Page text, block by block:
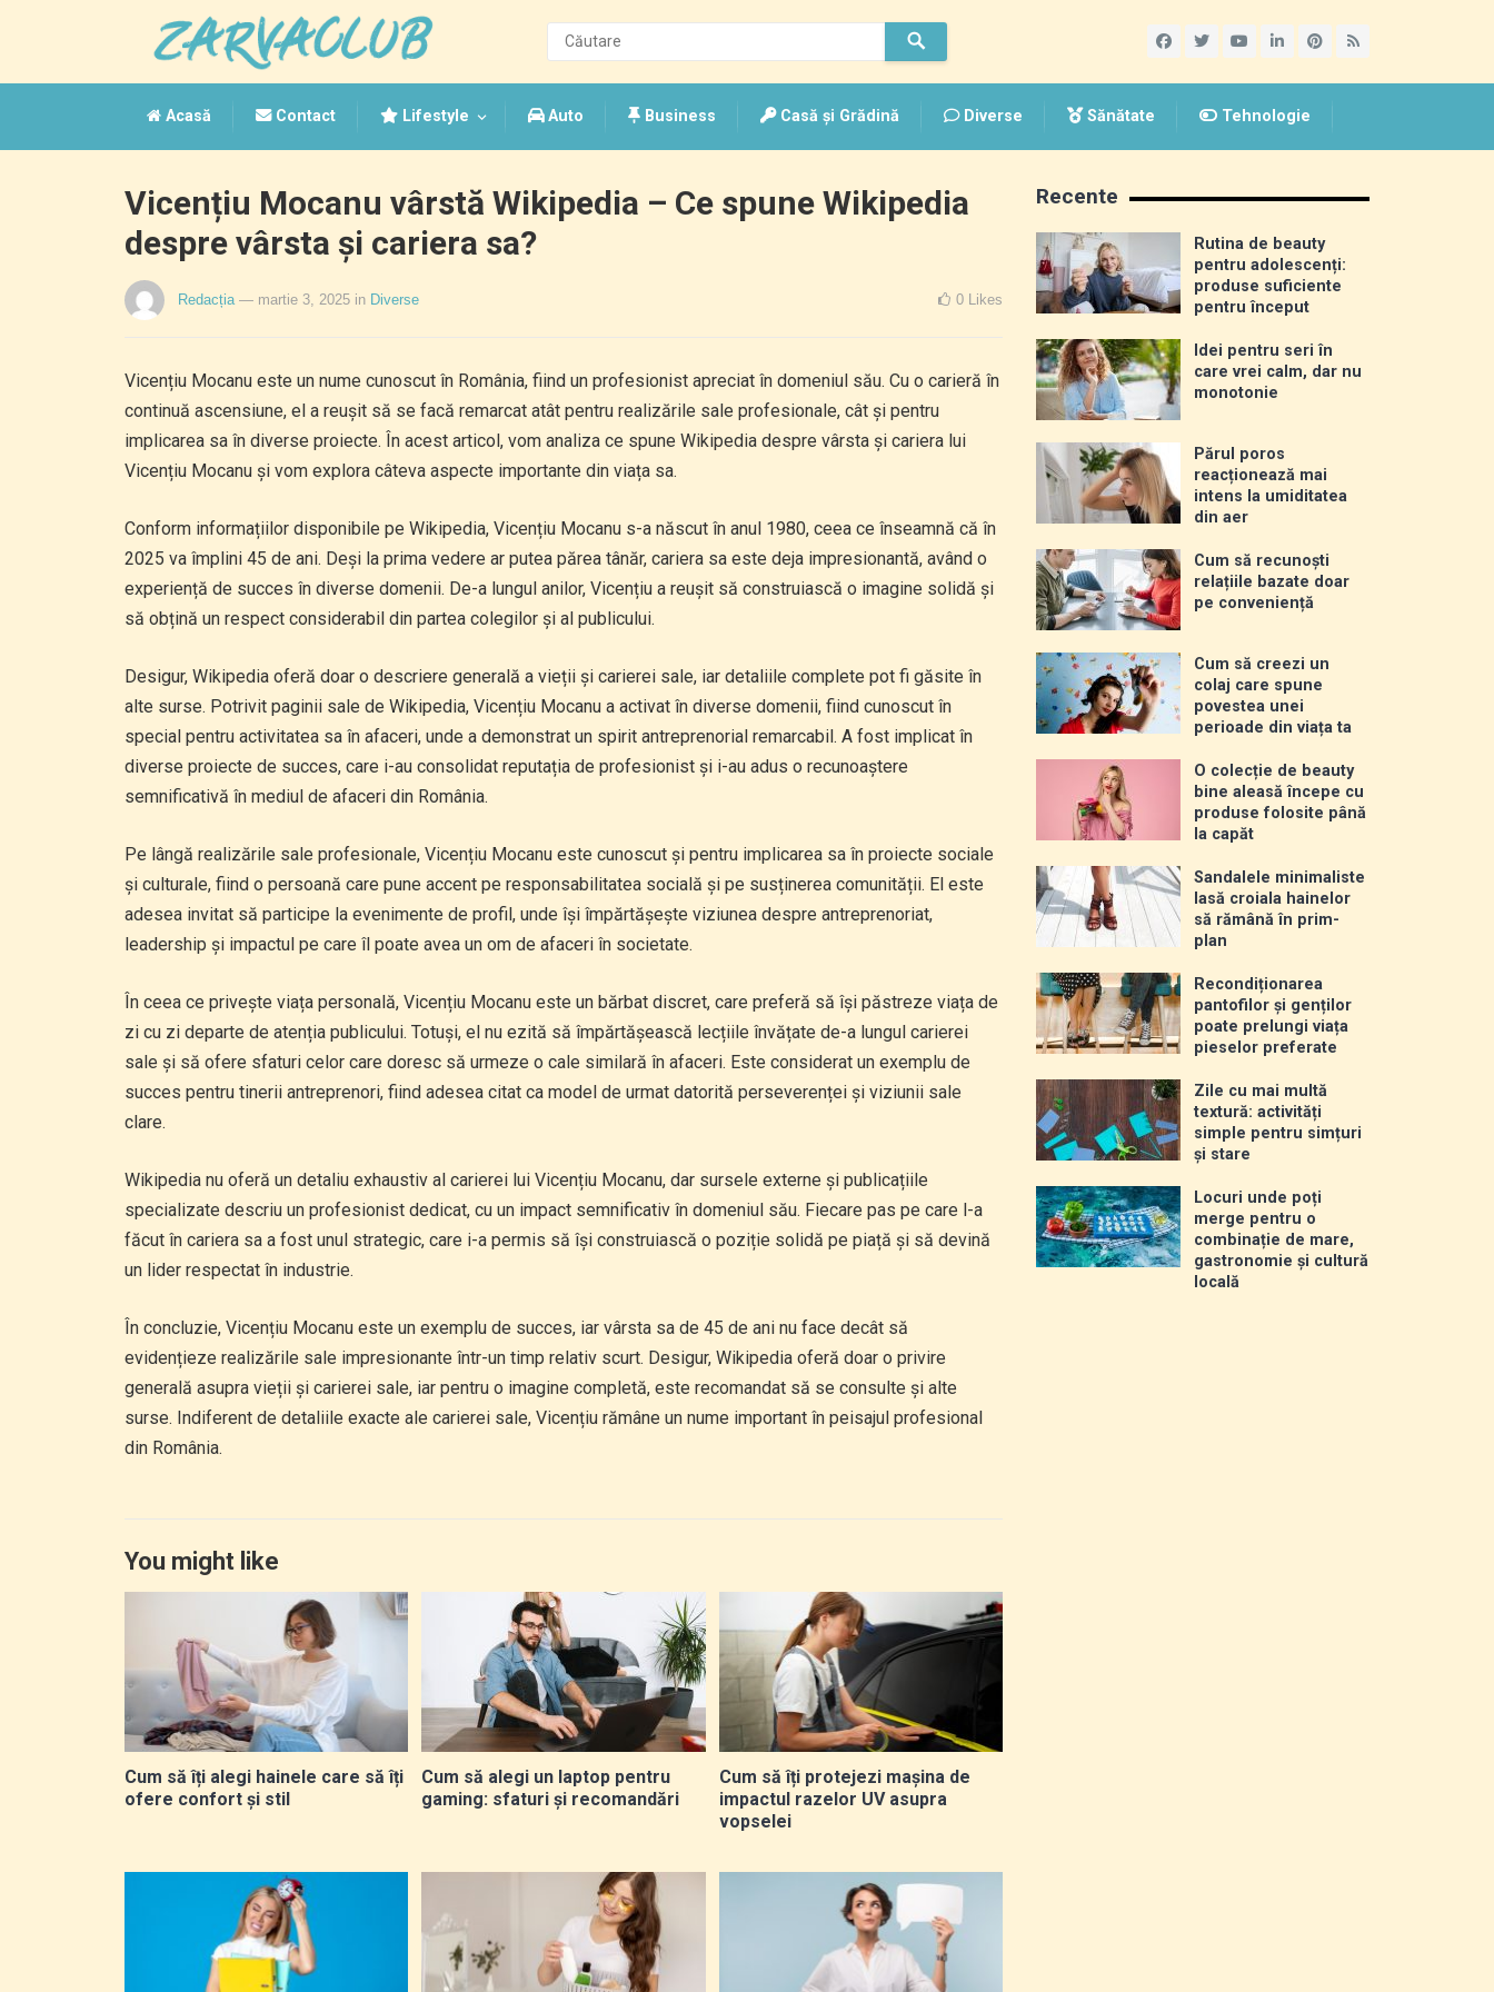
Acasă Contact Lifestyle Auto Business Casă și Grădină Diverse Sănătate Tehnologie
Vicențiu Mocanu vârstă Wikipedia – Ce spune Wikipedia
despre vârsta și cariera sa?
Redacția — martie 3, 2025 in Diverse 0 Likes
Vicențiu Mocanu este un nume cunoscut în România, fiind un profesionist apreciat în domeniul său. Cu o carieră în
continuă ascensiune, el a reușit să se facă remarcat atât pentru realizările sale profesionale, cât și pentru
implicarea sa în diverse proiecte. În acest articol, vom analiza ce spune Wikipedia despre vârsta și cariera lui
Vicențiu Mocanu și vom explora câteva aspecte importante din viața sa.
Conform informațiilor disponibile pe Wikipedia, Vicențiu Mocanu s-a născut în anul 1980, ceea ce înseamnă că în
2025 va împlini 45 de ani. Deși la prima vedere ar putea părea tânăr, cariera sa este deja impresionantă, având o
experiență de succes în diverse domenii. De-a lungul anilor, Vicențiu a reușit să construiască o imagine solidă și
să obțină un respect considerabil din partea colegilor și al publicului.
Desigur, Wikipedia oferă doar o descriere generală a vieții și carierei sale, iar detaliile complete pot fi găsite în
alte surse. Potrivit paginii sale de Wikipedia, Vicențiu Mocanu a activat în diverse domenii, fiind cunoscut în
special pentru activitatea sa în afaceri, unde a demonstrat un spirit antreprenorial remarcabil. A fost implicat în
diverse proiecte de succes, care i-au consolidat reputația de profesionist și i-au adus o recunoaștere
semnificativă în mediul de afaceri din România.
Pe lângă realizările sale profesionale, Vicențiu Mocanu este cunoscut și pentru implicarea sa în proiecte sociale
și culturale, fiind o persoană care pune accent pe responsabilitatea socială și pe susținerea comunității. El este
adesea invitat să participe la evenimente de profil, unde își împărtășește viziunea despre antreprenoriat,
leadership și impactul pe care îl poate avea un om de afaceri în societate.
În ceea ce privește viața personală, Vicențiu Mocanu este un bărbat discret, care preferă să își păstreze viața de
zi cu zi departe de atenția publicului. Totuși, el nu ezită să împărtășească lecțiile învățate de-a lungul carierei
sale și să ofere sfaturi celor care doresc să urmeze o cale similară în afaceri. Este considerat un exemplu de
succes pentru tinerii antreprenori, fiind adesea citat ca model de urmat datorită perseverenței și viziunii sale
clare.
Wikipedia nu oferă un detaliu exhaustiv al carierei lui Vicențiu Mocanu, dar sursele externe și publicațiile
specializate descriu un profesionist dedicat, cu un impact semnificativ în domeniul său. Fiecare pas pe care l-a
făcut în cariera sa a fost unul strategic, care i-a permis să își construiască o poziție solidă pe piață și să devină
un lider respectat în industrie.
În concluzie, Vicențiu Mocanu este un exemplu de succes, iar vârsta sa de 45 de ani nu face decât să
evidențieze realizările sale impresionante într-un timp relativ scurt. Desigur, Wikipedia oferă doar o privire
generală asupra vieții și carierei sale, iar pentru o imagine completă, este recomandat să se consulte și alte
surse. Indiferent de detaliile exacte ale carierei sale, Vicențiu rămâne un nume important în peisajul profesional
din România.
You might like
Cum să îți alegi hainele care să îți
ofere confort și stil
Cum să alegi un laptop pentru
gaming: sfaturi și recomandări
Cum să îți protejezi mașina de
impactul razelor UV asupra
vopselei
Recente
Rutina de beauty
pentru adolescenți:
produse suficiente
pentru început
Idei pentru seri în
care vrei calm, dar nu
monotonie
Părul poros
reacționează mai
intens la umiditatea
din aer
Cum să recunoști
relațiile bazate doar
pe conveniență
Cum să creezi un
colaj care spune
povestea unei
perioade din viața ta
O colecție de beauty
bine aleasă începe cu
produse folosite până
la capăt
Sandalele minimaliste
lasă croiala hainelor
să rămână în prim-
plan
Recondiționarea
pantofilor și genților
poate prelungi viața
pieselor preferate
Zile cu mai multă
textură: activități
simple pentru simțuri
și stare
Locuri unde poți
merge pentru o
combinație de mare,
gastronomie și cultură
locală